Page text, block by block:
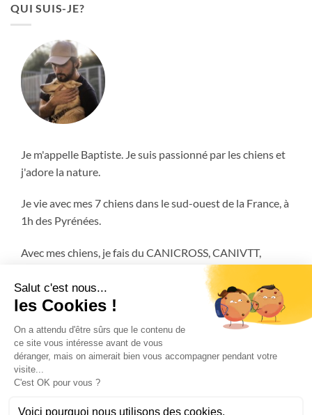
QUI SUIS-JE?
Je m'appelle Baptiste. Je suis passionné par les chiens et
j'adore la nature.
Je vie avec mes 7 chiens dans le sud-ouest de la France, à
1h des Pyrénées.
Avec mes chiens, je fais du CANICROSS, CANIVTT,